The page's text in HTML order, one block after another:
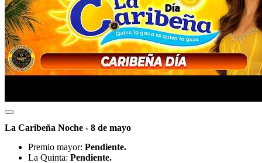
La Caribeña Noche - 8 de mayo
Premio mayor: Pendiente.
La Quinta: Pendiente.